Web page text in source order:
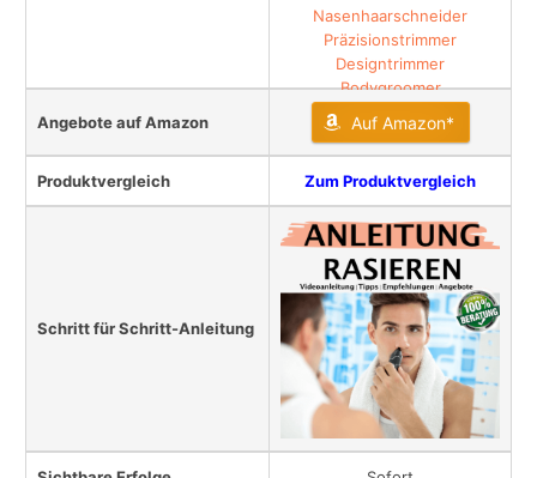
Angebote auf Amazon Auf Amazon*
Produktvergleich Zum Produktvergleich
Schritt für Schritt-Anleitung